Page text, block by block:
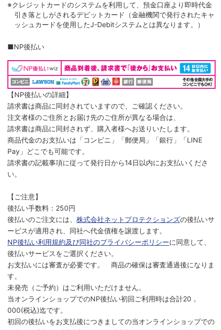
※クレジットカードのシステムを利用して、預金口座より即時代金
引き落としがされるデビットカード（金融機関で発行されたキャ
ッシュカードを使用したJ-Debitシステムとは異なります。）
■NP後払い
【NP後払いの詳細】
請求書は商品に同封されていますので、ご確認ください。
注文者様のご住所とお届け先のご住所が異なる場合は、
請求書は商品に同封されず、購入者様へお送りいたします。
商品代金のお支払いは「コンビニ」「郵便局」「銀行」「LINE
Pay」どこでも可能です。
請求書の記載事項に従って発行日から14日以内にお支払いくださ
い。
【ご注意】
後払い手数料：250円
後払いのご注文には、 株式会社ネットプロテクションズの後払いサ
ービスが適用され、同社へ代金債権を譲渡します。
NP後払い利用規約及び同社のプライバシーポリシーに同意して、
後払いサービスをご選択ください。
お支払いには審査が必要です。 商品の確保は審査通過後になりま
す。
未発売（ご予約）はご利用いただけません。
当オンラインショップでのNP後払い初回ご利用時は合計20，
000(税込)迄です。
初回の後払いをお支払後につきましての当オンラインショップでの